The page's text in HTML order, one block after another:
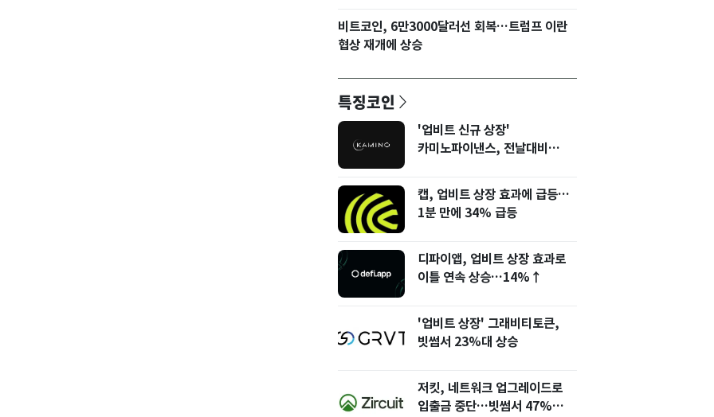
비트코인, 6만3000달러선 회복…트럼프 이란
협상 재개에 상승
특징코인
'업비트 신규 상장'
카미노파이낸스, 전날대비
캡, 업비트 상장 효과에 급등…
1분 만에 34% 급등
디파이앱, 업비트 상장 효과로
이틀 연속 상승…14%↑
'업비트 상장' 그래비티토큰,
빗썸서 23%대 상승
저킷, 네트워크 업그레이드로
입출금 중단…빗썸서 47%